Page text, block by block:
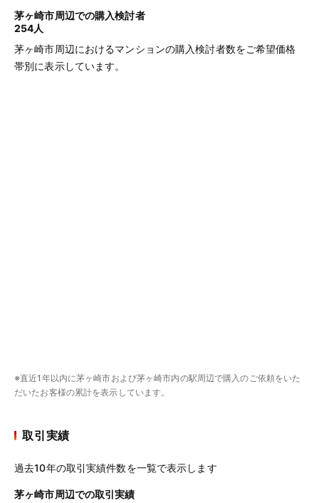
茅ヶ崎市周辺での購入検討者
254人
茅ヶ崎市周辺におけるマンションの購入検討者数をご希望価格
帯別に表示しています。
※直近1年以内に茅ヶ崎市および茅ヶ崎市内の駅周辺で購入のご依頼をいた
だいたお客様の累計を表示しています。
取引実績
過去10年の取引実績件数を一覧で表示します
茅ヶ崎市周辺での取引実績